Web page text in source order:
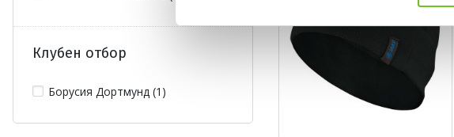
Клубен отбор
Борусия Дортмунд (1)